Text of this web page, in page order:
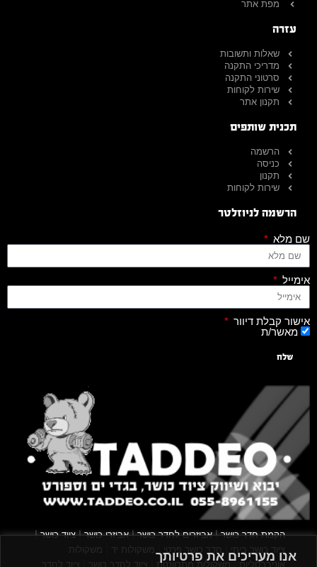
אנו מעריכים את פרטיותך
מפת אתר
עזרה
שאלות ותשובות
מדריכי התקנה
סרטוני התקנה
שירות לקוחות
תקנון אתר
תכנית שותפים
הרשמה
כניסה
תקנון
שירות לקוחות
הרשמה לניוזלטר
שם מלא
אימייל
אישור קבלת דיוור
מאשר/ת
שלח
הקמת חדר כושר|אביזרים לחדר כושר|אביזרי כושר|ציוד כושר|
ציוד כושר ביתי חדר כושר פרטי משקולות יד
משקולות
אוניברסליות | משקולות מתכווננות ציוד לחדר כושר ציוד לחדר